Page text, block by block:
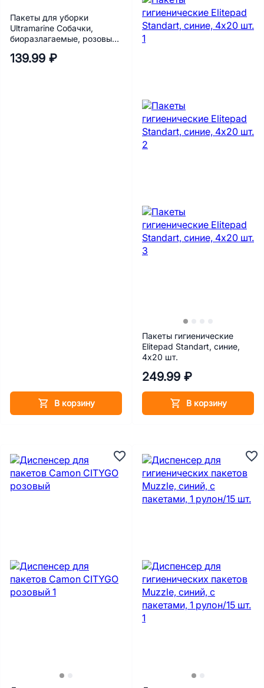
Пакеты для уборки
Ultramarine Собачки,
биоразлагаемые, розовые,
139.99 ₽
В корзину
Пакеты гигиенические
Elitepad Standart, синие,
4х20 шт.
249.99 ₽
В корзину